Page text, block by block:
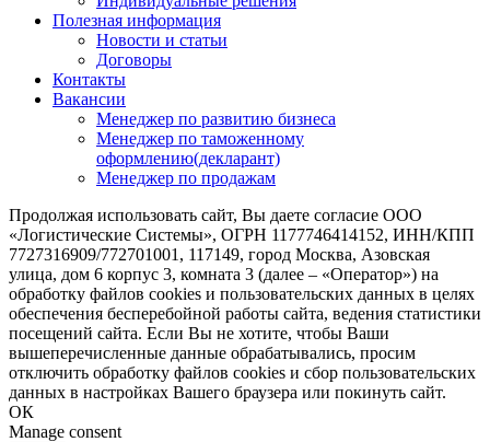
Полезная информация
Новости и статьи
Договоры
Контакты
Вакансии
Менеджер по развитию бизнеса
Менеджер по таможенному
оформлению(декларант)
Менеджер по продажам
Продолжая использовать сайт, Вы даете согласие ООО
«Логистические Системы», ОГРН 1177746414152, ИНН/КПП
7727316909/772701001, 117149, город Москва, Азовская
улица, дом 6 корпус 3, комната 3 (далее – «Оператор») на
обработку файлов cookies и пользовательских данных в целях
обеспечения бесперебойной работы сайта, ведения статистики
посещений сайта. Если Вы не хотите, чтобы Ваши
вышеперечисленные данные обрабатывались, просим
отключить обработку файлов cookies и сбор пользовательских
данных в настройках Вашего браузера или покинуть сайт.
ОК
Manage consent